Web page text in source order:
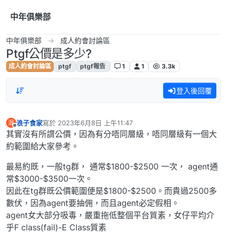
中年俱樂部
中年俱樂部 成人約會討論區
Ptgf公價是多少?
成人約會討論區 ptgf ptgf報告 1 1 3.3k
登入後回覆
浪
離線
浪子食家寫於 2023年6月8日 上午11:47
最後由 編輯
其實沒有所謂公價，因為有分唔同層級，唔同層級有一個大
約範圍給大家參考。
最易約既，一般tg群， 通常$1800-$2500 一次， agent通
常$3000-$3500一次。
因此在tg群既公價範圍便是$1800-$2500。而貴過2500多
數伏，因為agent要抽佣，而且agent必定假相。
agent女大部分吸毒，嚴重拖低整個平台質素，女仔平均介
乎F class(fail)-E Class質素